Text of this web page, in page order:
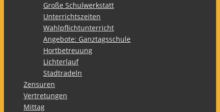
Große Schulwerkstatt
Unterrichtszeiten
Wahlpflichtunterricht
Angebote: Ganztagsschule
Hortbetreuung
Lichterlauf
Stadtradeln
Zensuren
Vertretungen
Mittag